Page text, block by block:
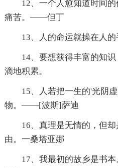
12、一个人愈知道时间
痛苦。——但丁
13、人的命运就操在人的
14、要想获得丰富的知
滴地积累。
15、人若把一生的'光阴
物。——[波斯]萨迪
16、真理是无情的，但
由。一桑塔亚娜
17、我最初的故乡是书